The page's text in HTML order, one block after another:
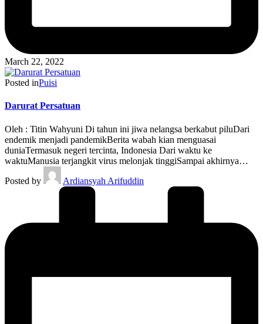
March 22, 2022
Posted inPuisi
Darurat Persatuan
Oleh : Titin Wahyuni Di tahun ini jiwa nelangsa berkabut piluDari
endemik menjadi pandemikBerita wabah kian menguasai
duniaTermasuk negeri tercinta, Indonesia Dari waktu ke
waktuManusia terjangkit virus melonjak tinggiSampai akhirnya…
Posted by
Ardiansyah Arifuddin